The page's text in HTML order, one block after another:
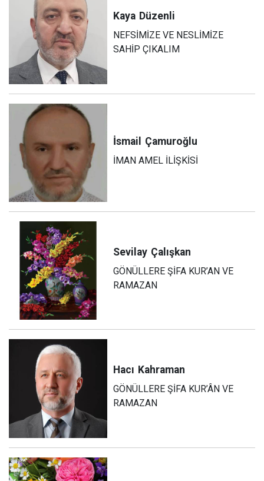
Kaya Düzenli
NEFSİMİZE VE NESLİMİZE
SAHİP ÇIKALIM
İsmail Çamuroğlu
İMAN AMEL İLİŞKİSİ
Sevilay Çalışkan
GÖNÜLLERE ŞİFA KUR’AN VE
RAMAZAN
Hacı Kahraman
GÖNÜLLERE ŞİFA KUR’ÂN VE
RAMAZAN